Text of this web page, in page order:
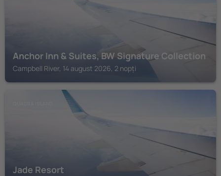
Anchor Inn & Suites, BW Signature Collection
Campbell River, 14 august 2026, 2 nopți
Jade Resort